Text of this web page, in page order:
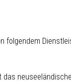
folgendem